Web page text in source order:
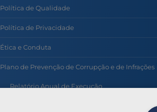
Política de Qualidade
Política de Privacidade
Ética e Conduta
Plano de Prevenção de Corrupção e de Infrações
Relatório Anual de Execução